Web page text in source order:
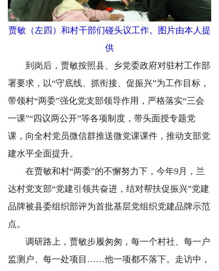
贾敏（左四）和村干部们碰头议工作。图片由本人提
供
到岗后，贾敏按照县、乡党委政府对驻村工作部
署要求，以“守底线、抓衔接、促振兴”为工作目标，
带领村“两委”强化党支部领导作用，严格落实“三会
一课”“四议两公开”等各项制度，带头面授专题党
课，向全村党员微信群推送微党课课件，推动支部党
建水平全面提升。
在贾敏和村“两委”的不懈努力下，今年9月，兰
达村党支部“党建引领共奋进，结对帮扶促振兴”党建
品牌被县委组织部评为首批基层党组织党建品牌示范
点。
调研路上，贾敏步履匆匆，每一个村社、每一户
监测户、每一处项目……他一项都不落下。走访中，